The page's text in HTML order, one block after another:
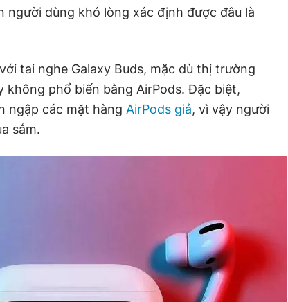
người dùng khó lòng xác định được đâu là
tai nghe Galaxy Buds, mặc dù thị trường
không phổ biến bằng AirPods. Đặc biệt,
ngập các mặt hàng AirPods giả, vì vậy người
sắm.